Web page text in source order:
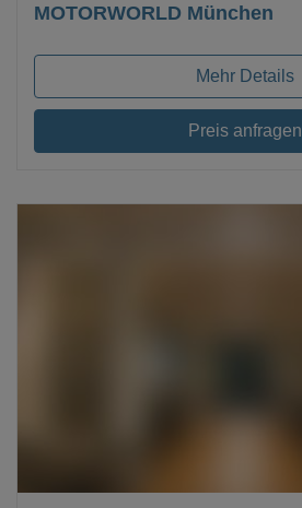
MOTORWORLD München
Mehr Details
Preis anfragen